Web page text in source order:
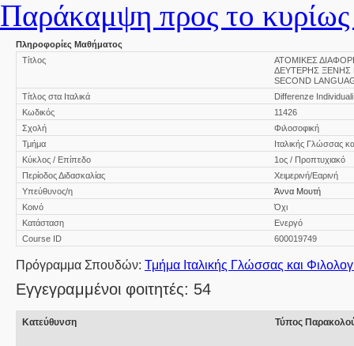
Παράκαμψη προς το κυρίως
Πληροφορίες Μαθήματος
Τίτλος
ΑΤΟΜΙΚΕΣ
ΔΕΥΤΕΡΗΣ ΞΕΝΗΣ
SECOND
Τίτλος στα Ιταλικά
Differenze
Κωδικός
11426
Σχολή
Φιλοσοφική
Τμήμα
Ιταλικής Γλώσσας
Κύκλος / Επίπεδο
1ος / Προπτυχιακό
Περίοδος Διδασκαλίας
Χειμερινή/Εαρινή
Υπεύθυνος/η
Άννα Μουτή
Κοινό
Όχι
Κατάσταση
Ενεργό
Course ID
600019749
Πρόγραμμα Σπουδών: Τμήμα Ιταλικής Γλώσσας και
Εγγεγραμμένοι φοιτητές: 54
Κατεύθυνση Τύπος